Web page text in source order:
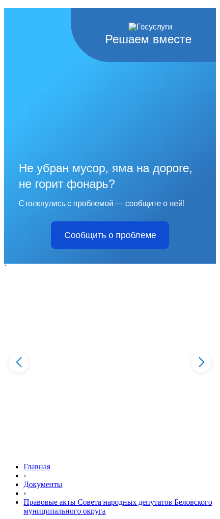
Решаем вместе
Не убран мусор, яма на дороге,
не горит фонарь?
Столкнулись с проблемой — сообщите о ней!
Сообщить о проблеме
`
Главная
›
Документы
›
Правовые акты Совета народных депутатов Беловского
муниципального округа